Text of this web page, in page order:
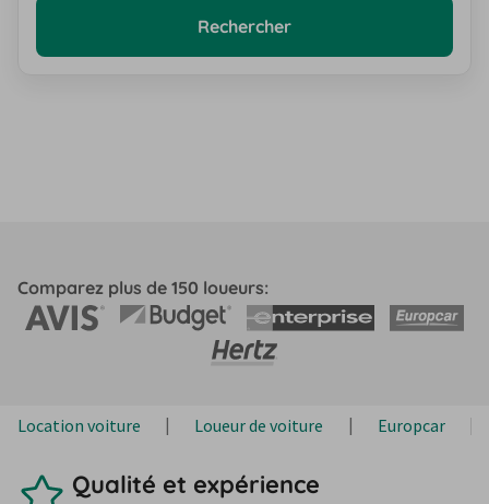
Rechercher
Comparez plus de 150 loueurs:
Location voiture Loueur de voiture Europcar
Qualité et expérience